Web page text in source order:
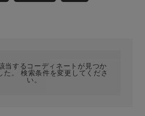
LADIES
当するコーディネートが見つか
た。 検索条件を変更してくださ
い。